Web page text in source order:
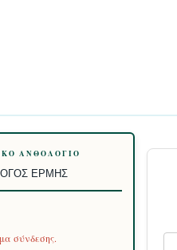
ΑΝΘΟΛΌΓΙΟ
ΕΡΜΉΣ
σύνδεσης.